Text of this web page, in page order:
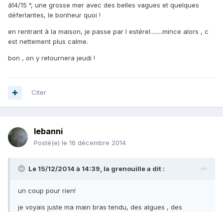
à14/15 °, une grosse mer avec des belles vagues et quelques
déferlantes, le bonheur quoi !
en rentrant à la maison, je passe par l estérel........mince alors , c
est nettement plus calme.
bon , on y retournera jeudi !
Citer
lebanni
Posté(e) le 16 décembre 2014
Le 15/12/2014 à 14:39, la grenouille a dit :
un coup pour rien!
je voyais juste ma main bras tendu, des algues , des